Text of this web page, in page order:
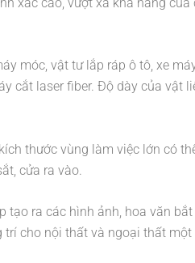
móc, vật tư lắp ráp ô tô, xe
cắt laser fiber. Độ dày của vật
thước vùng làm việc lớn có
cửa ra vào.
tạo ra các hình ảnh, hoa văn
trí cho nội thất và ngoại thất